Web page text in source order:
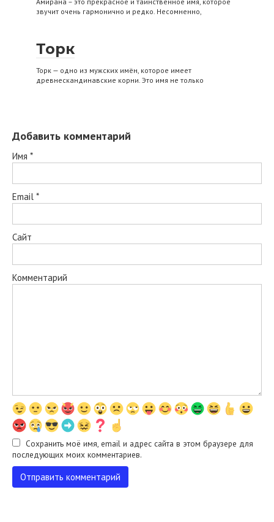
звучит очень гармонично и редко. Несомненно,
Торк
Торк — одно из мужских имён, которое имеет
древнескандинавские корни. Это имя не только
Добавить комментарий
Имя *
Email *
Сайт
Комментарий
Сохранить моё имя, email и адрес сайта в этом браузере для
последующих моих комментариев.